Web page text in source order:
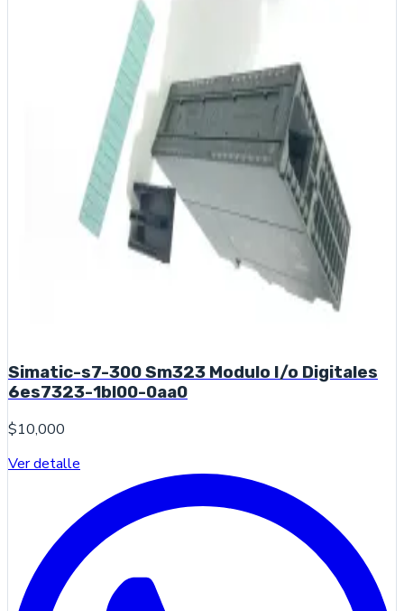
Simatic-s7-300 Sm323 Modulo I/o Digitales
6es7323-1bl00-0aa0
$10,000
Ver detalle